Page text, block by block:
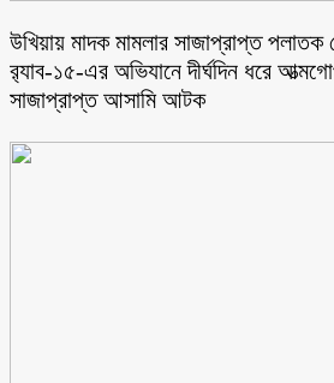
উখিয়ায় মাদক মামলার সাজাপ্রাপ্ত পলাতক
র‌্যাব-১৫-এর অভিযানে দীর্ঘদিন ধরে
সাজাপ্রাপ্ত আসামি আটক